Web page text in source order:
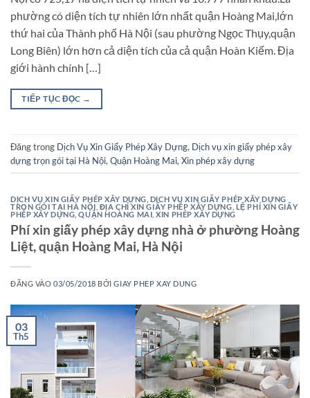
phường có diện tích tự nhiên lớn nhất quận Hoàng Mai,lớn
thứ hai của Thành phố Hà Nội (sau phường Ngọc Thụy,quận
Long Biên) lớn hơn cả diện tích của cả quận Hoàn Kiếm. Địa
giới hành chính […]
TIẾP TỤC ĐỌC →
Đăng trong Dịch Vụ Xin Giấy Phép Xây Dựng, Dịch vụ xin giấy phép xây
dựng trọn gói tại Hà Nội, Quận Hoàng Mai, Xin phép xây dựng
DỊCH VỤ XIN GIẤY PHÉP XÂY DỰNG DỊCH VỤ XIN GIẤY PHÉP XÂY DỰNG
TRỌN GÓI TẠI HÀ NỘI ĐỊA CHỈ XIN GIẤY PHÉP XÂY DỰNG LỆ PHÍ XIN GIẤY
PHÉP XÂY DỰNG ,QUẬN HOÀNG MAI ,XIN PHÉP XÂY DỰNG
Phí xin giấy phép xây dựng nhà ở phường Hoàng
Liệt, quận Hoàng Mai, Hà Nội
ĐĂNG VÀO03/05/2018 BỞIGIAY PHEP XAY DUNG
03
Th5